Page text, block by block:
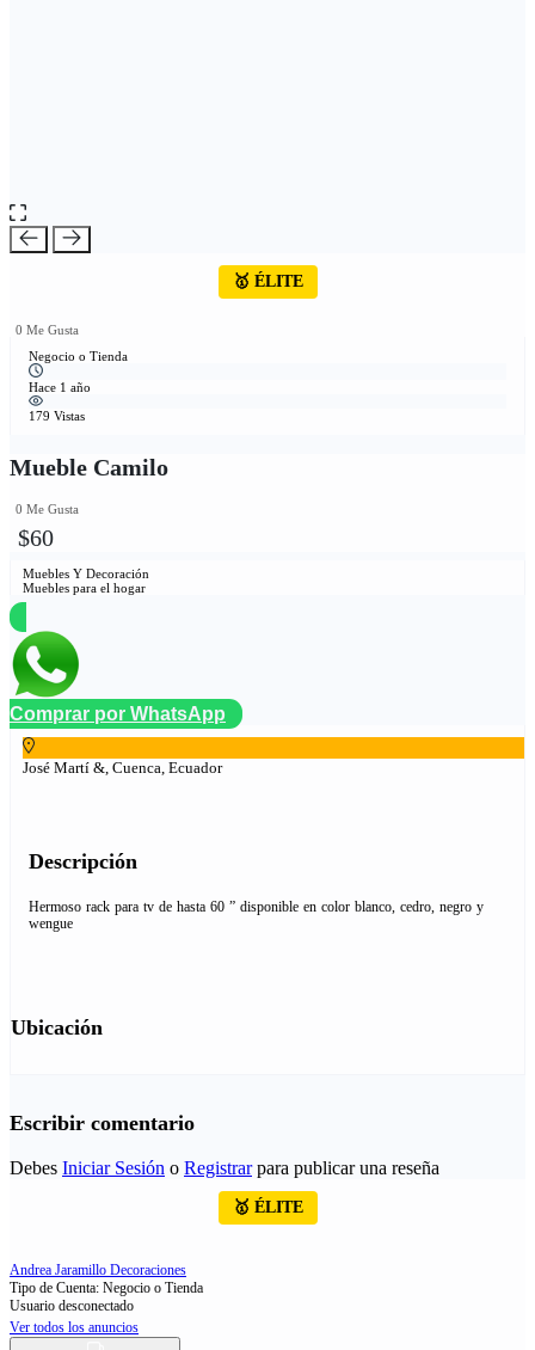
🥇 ÉLITE
0 Me Gusta
Negocio o Tienda
Hace 1 año
179 Vistas
Mueble Camilo
0 Me Gusta
$60
Muebles Y Decoración
Muebles para el hogar
Comprar por WhatsApp
José Martí &, Cuenca, Ecuador
Descripción
Hermoso rack para tv de hasta 60 ” disponible en color blanco, cedro, negro y
wengue
Ubicación
Escribir comentario
Debes Iniciar Sesión o Registrarpara publicar una reseña
🥇 ÉLITE
Andrea Jaramillo Decoraciones
Tipo de Cuenta: Negocio o Tienda
Usuario desconectado
Ver todos los anuncios